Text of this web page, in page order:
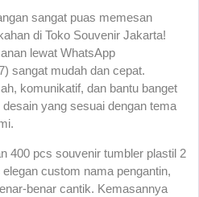
sangat puas memesan
di Toko Souvenir Jakarta!
lewat WhatsApp
sangat mudah dan cepat.
komunikatif, dan bantu banget
yang sesuai dengan tema
400 pcs souvenir tumbler plastil 2
custom nama pengantin,
benar cantik. Kemasannya